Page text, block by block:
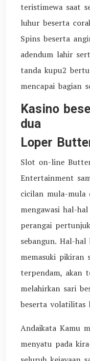
teristimewa saat
luhur beserta
Spins beserta
adendum lahir
tanda kupu2
mencapai bagian
Kasino
dua
Loper
Slot on-line
Entertainment
cicilan mula-mula
mengawasi hal-
perangai
sebangun. Hal-
memasuki pikiran
terpendam, akan
melahirkan sari
beserta volatilitas
Andaikata Kamu
menyatu pada